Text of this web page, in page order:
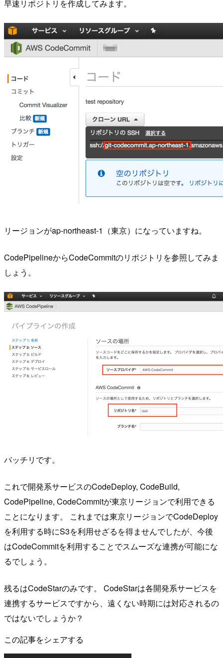
早速リポジトリを作成してみます。
リージョンがap-northeast-1（東京）になっていますね。
CodePipelineからCodeCommitのリポジトリを参照してみま
しょう。
バッチリです。
これで開発系サービスのCodeDeploy, CodeBuild,
CodePipeline, CodeCommitが東京リージョンで利用できる
ことになります。 これまでは東京リージョンでCodeDeploy
を利用する時にS3を利用せざるを得ませんでしたが、今後
はCodeCommitを利用することでスムーズな連携が可能にな
るでしょう。
残るはCodeStarのみです。 CodeStarは各開発系サービスを
連携するサービスですから、遠くない時期には対応されるの
ではないでしょうか？
この記事をシェアする